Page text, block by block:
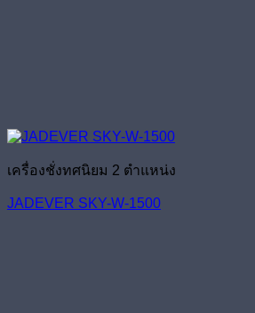
เครื่องชั่งทศนิยม 2 ตำแหน่ง
JADEVER SKY-W-1500